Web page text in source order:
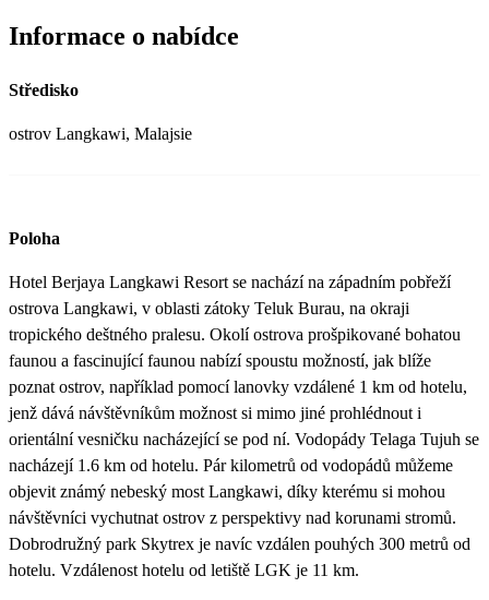
Informace o nabídce
Středisko
ostrov Langkawi, Malajsie
Poloha
Hotel Berjaya Langkawi Resort se nachází na západním pobřeží
ostrova Langkawi, v oblasti zátoky Teluk Burau, na okraji
tropického deštného pralesu. Okolí ostrova prošpikované bohatou
faunou a fascinující faunou nabízí spoustu možností, jak blíže
poznat ostrov, například pomocí lanovky vzdálené 1 km od hotelu,
jenž dává návštěvníkům možnost si mimo jiné prohlédnout i
orientální vesničku nacházející se pod ní. Vodopády Telaga Tujuh se
nacházejí 1.6 km od hotelu. Pár kilometrů od vodopádů můžeme
objevit známý nebeský most Langkawi, díky kterému si mohou
návštěvníci vychutnat ostrov z perspektivy nad korunami stromů.
Dobrodružný park Skytrex je navíc vzdálen pouhých 300 metrů od
hotelu. Vzdálenost hotelu od letiště LGK je 11 km.